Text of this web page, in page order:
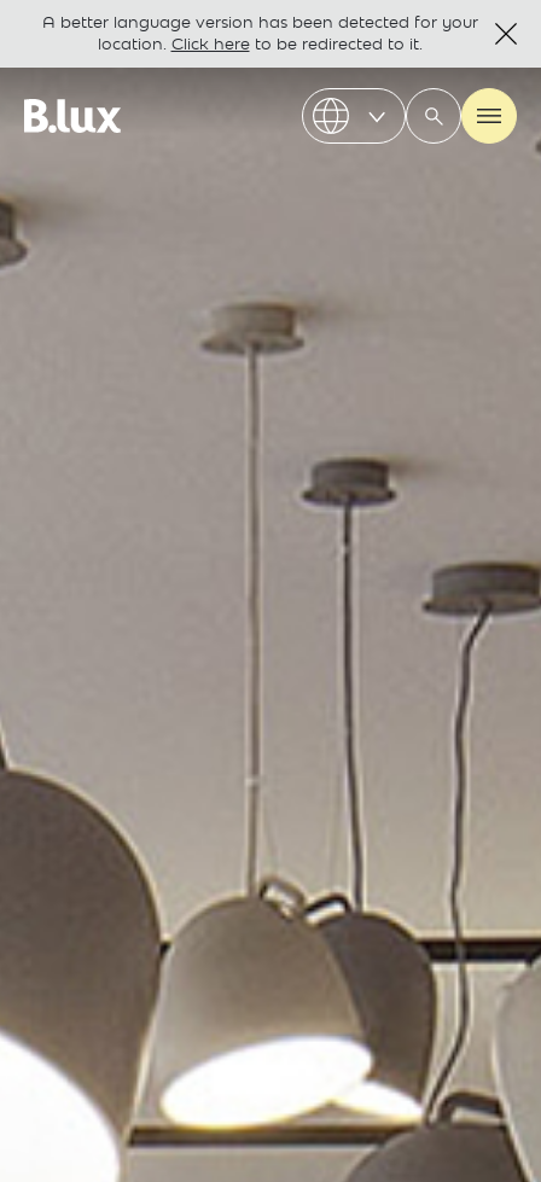
A better language version has been detected for your
location. Click hereto be redirected to it.